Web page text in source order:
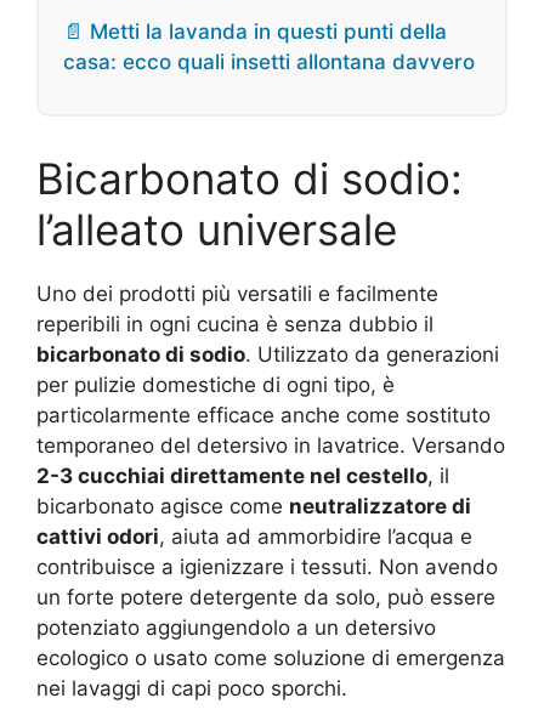
📄 Metti la lavanda in questi punti della
casa: ecco quali insetti allontana davvero
Bicarbonato di sodio:
l’alleato universale
Uno dei prodotti più versatili e facilmente
reperibili in ogni cucina è senza dubbio il
bicarbonato di sodio. Utilizzato da generazioni
per pulizie domestiche di ogni tipo, è
particolarmente efficace anche come sostituto
temporaneo del detersivo in lavatrice. Versando
2-3 cucchiai direttamente nel cestello, il
bicarbonato agisce come neutralizzatore di
cattivi odori, aiuta ad ammorbidire l’acqua e
contribuisce a igienizzare i tessuti. Non avendo
un forte potere detergente da solo, può essere
potenziato aggiungendolo a un detersivo
ecologico o usato come soluzione di emergenza
nei lavaggi di capi poco sporchi.